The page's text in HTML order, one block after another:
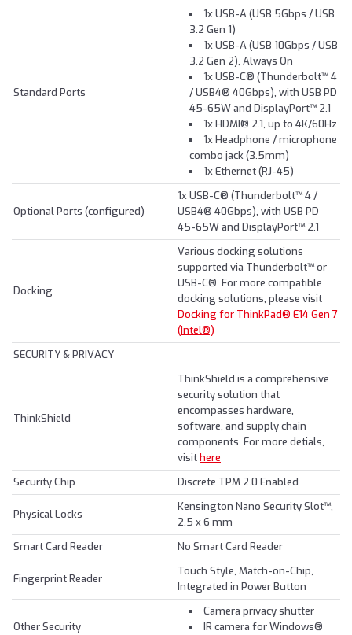
Standard Ports
1x USB-A (USB 5Gbps / USB
3.2 Gen 1)
1x USB-A (USB 10Gbps / USB
3.2 Gen 2), Always On
1x USB-C® (Thunderbolt™ 4
/ USB4® 40Gbps), with USB PD
45-65W and DisplayPort™ 2.1
1x HDMI® 2.1, up to 4K/60Hz
1x Headphone / microphone
combo jack (3.5mm)
1x Ethernet (RJ-45)
Optional Ports (configured)
1x USB-C® (Thunderbolt™ 4 /
USB4® 40Gbps), with USB PD
45-65W and DisplayPort™ 2.1
Docking
Various docking solutions
supported via Thunderbolt™ or
USB-C®. For more compatible
docking solutions, please visit
Docking for ThinkPad® E14 Gen 7
(Intel®)
SECURITY & PRIVACY
ThinkShield
ThinkShield is a comprehensive
security solution that
encompasses hardware,
software, and supply chain
components. For more detials,
visithere
Security Chip
Discrete TPM 2.0 Enabled
Physical Locks
Kensington Nano Security Slot™,
2.5 x 6 mm
Smart Card Reader
No Smart Card Reader
Fingerprint Reader
Touch Style, Match-on-Chip,
Integrated in Power Button
Other Security
Camera privacy shutter
IR camera for Windows®